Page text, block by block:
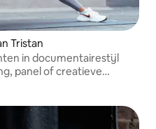
Tristan
in documentairestijl
panel of creatieve